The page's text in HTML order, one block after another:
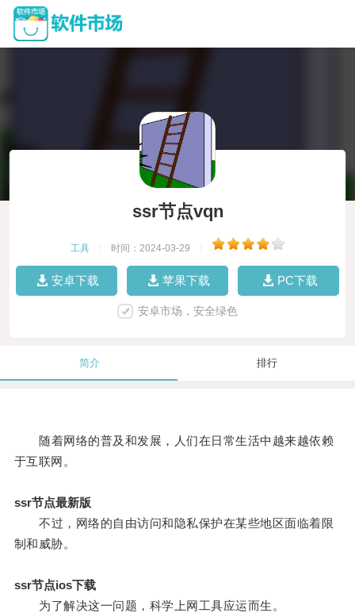
ssr节点vqn
工具 时间：2024-03-29
安卓下载 苹果下载 PC下载
安卓市场，安全绿色
简介 排行
随着网络的普及和发展，人们在日常生活中越来越依赖
于互联网。
ssr节点最新版
不过，网络的自由访问和隐私保护在某些地区面临着限
制和威胁。
ssr节点ios下载
为了解决这一问题，科学上网工具应运而生。